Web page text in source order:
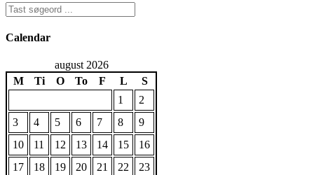
Calendar
august 2026
M
Ti O To F L
S
1
2
3
4 5 6 7 8
9
10
11 12 13 14 15
16
17
18 19 20 21 22
23